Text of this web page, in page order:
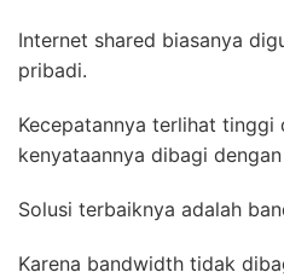
Internet shared biasanya
pribadi.
Kecepatannya terlihat tinggi
kenyataannya dibagi
Solusi terbaiknya adalah
Karena bandwidth tidak